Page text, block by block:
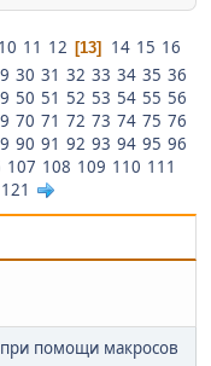
10 11 12 13 14 15 16
30 31 32 33 34 35 36
50 51 52 53 54 55 56
70 71 72 73 74 75 76
90 91 92 93 94 95 96
107 108 109 110 111
121
при помощи макросов